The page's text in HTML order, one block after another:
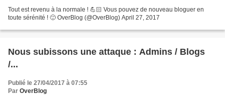
Tout est revenu à la normale ! 💪🏻 Vous pouvez de nouveau bloguer en
toute sérénité ! 🙂 OverBlog (@OverBlog) April 27, 2017
Nous subissons une attaque : Admins / Blogs
/...
Publié le 27/04/2017 à 07:55
Par OverBlog